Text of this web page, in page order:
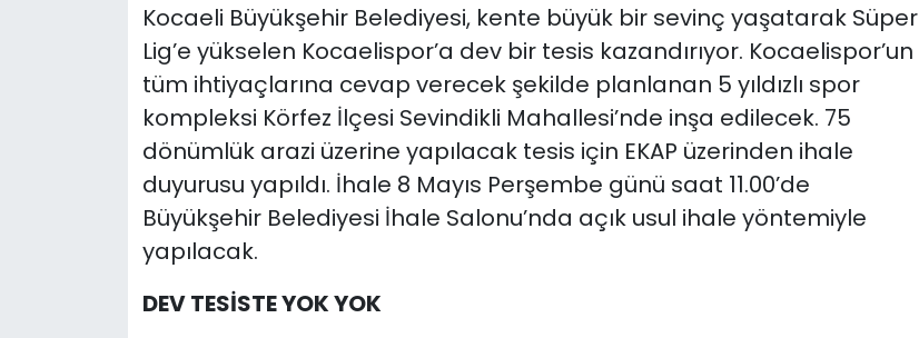
Kocaeli Büyükşehir Belediyesi, kente büyük bir sevinç yaşatarak Süper
Lig’e yükselen Kocaelispor’a dev bir tesis kazandırıyor. Kocaelispor’un
tüm ihtiyaçlarına cevap verecek şekilde planlanan 5 yıldızlı spor
kompleksi Körfez İlçesi Sevindikli Mahallesi’nde inşa edilecek. 75
dönümlük arazi üzerine yapılacak tesis için EKAP üzerinden ihale
duyurusu yapıldı. İhale 8 Mayıs Perşembe günü saat 11.00’de
Büyükşehir Belediyesi İhale Salonu’nda açık usul ihale yöntemiyle
yapılacak.
DEV TESİSTE YOK YOK